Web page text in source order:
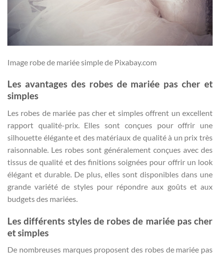
Image robe de mariée simple de Pixabay.com
Les avantages des robes de mariée pas cher et
simples
Les robes de mariée pas cher et simples offrent un excellent
rapport qualité-prix. Elles sont conçues pour offrir une
silhouette élégante et des matériaux de qualité à un prix très
raisonnable. Les robes sont généralement conçues avec des
tissus de qualité et des finitions soignées pour offrir un look
élégant et durable. De plus, elles sont disponibles dans une
grande variété de styles pour répondre aux goûts et aux
budgets des mariées.
Les différents styles de robes de mariée pas cher
et simples
De nombreuses marques proposent des robes de mariée pas